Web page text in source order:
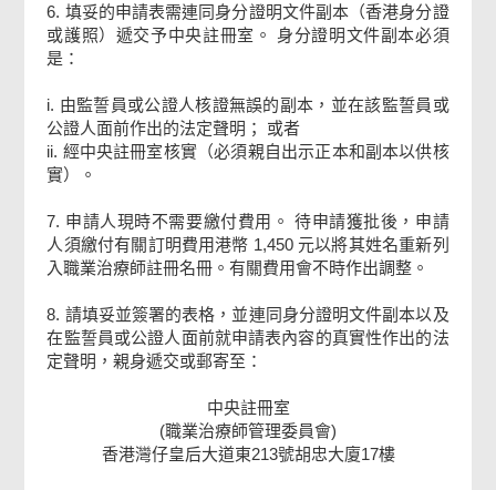
6. 填妥的申請表需連同身分證明文件副本（香港身分證
或護照）遞交予中央註冊室。 身分證明文件副本必須
是：
i. 由監誓員或公證人核證無誤的副本，並在該監誓員或
公證人面前作出的法定聲明； 或者
ii. 經中央註冊室核實（必須親自出示正本和副本以供核
實）。
7. 申請人現時不需要繳付費用。 待申請獲批後，申請
人須繳付有關訂明費用港幣 1,450 元以將其姓名重新列
入職業治療師註冊名冊。有關費用會不時作出調整。
8. 請填妥並簽署的表格，並連同身分證明文件副本以及
在監誓員或公證人面前就申請表內容的真實性作出的法
定聲明，親身遞交或郵寄至：
中央註冊室
(職業治療師管理委員會)
香港灣仔皇后大道東213號胡忠大廈17樓